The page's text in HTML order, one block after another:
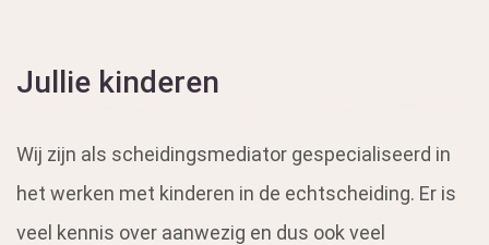
Jullie kinderen
Wij zijn als scheidingsmediator gespecialiseerd in
het werken met kinderen in de echtscheiding. Er is
veel kennis over aanwezig en dus ook veel